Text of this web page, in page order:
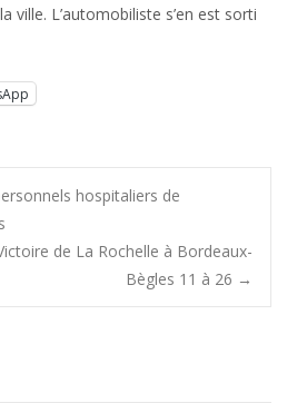
ville. L’automobiliste s’en est sorti
hospitaliers de
de La Rochelle à Bordeaux-
Bègles 11 à 26 →